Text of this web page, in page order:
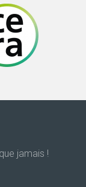
jamais !